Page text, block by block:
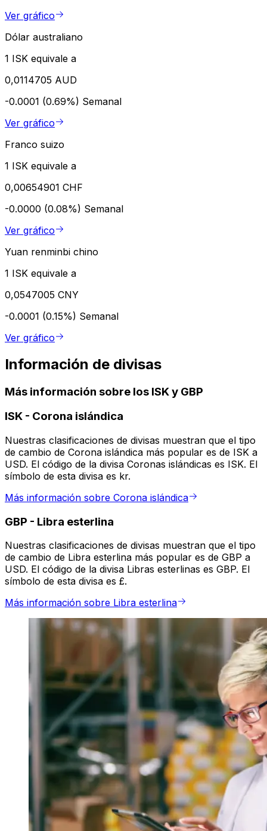
Ver gráfico
Dólar australiano
1 ISK equivale a
0,0114705 AUD
-0.0001 (0.69%) Semanal
Ver gráfico
Franco suizo
1 ISK equivale a
0,00654901 CHF
-0.0000 (0.08%) Semanal
Ver gráfico
Yuan renminbi chino
1 ISK equivale a
0,0547005 CNY
-0.0001 (0.15%) Semanal
Ver gráfico
Información de divisas
Más información sobre los ISK y GBP
ISK - Corona islándica
Nuestras clasificaciones de divisas muestran que el tipo
de cambio de Corona islándica más popular es de ISK a
USD. El código de la divisa Coronas islándicas es ISK. El
símbolo de esta divisa es kr.
Más información sobre Corona islándica
GBP - Libra esterlina
Nuestras clasificaciones de divisas muestran que el tipo
de cambio de Libra esterlina más popular es de GBP a
USD. El código de la divisa Libras esterlinas es GBP. El
símbolo de esta divisa es £.
Más información sobre Libra esterlina